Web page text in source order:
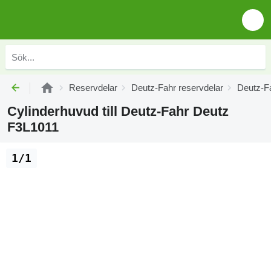
Reservdelar Deutz-Fahr reservdelar Deutz-
Cylinderhuvud till Deutz-Fahr Deutz
F3L1011
1/1